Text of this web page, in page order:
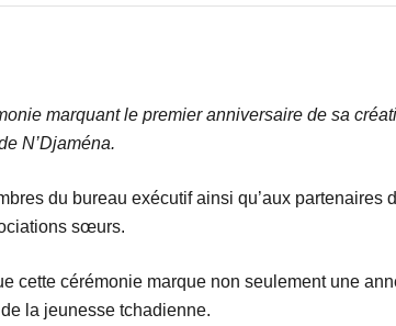
marquant le premier anniversaire de sa
N’Djaména.
du bureau exécutif ainsi qu’aux partenaires
sœurs.
cérémonie marque non seulement une
la jeunesse tchadienne.